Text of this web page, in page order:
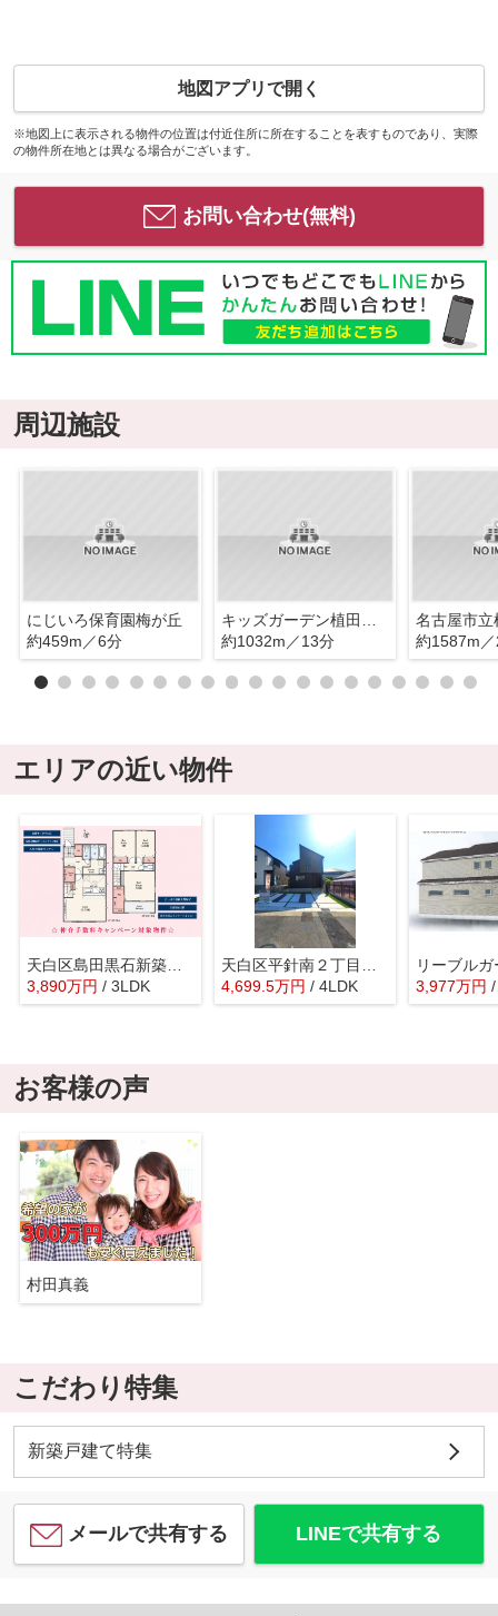
地図アプリで開く
※地図上に表示される物件の位置は付近住所に所在することを表すものであり、実際
の物件所在地とは異なる場合がございます。
お問い合わせ(無料)
周辺施設
にじいろ保育園梅が丘
約459m／6分
約1032m／13分
名古屋市立
約1587m
エリアの近い物件
天白区島田黒石新築戸建
3,890万円 / 3LDK
4,699.5万円 / 4LDK 3,977万円
お客様の声
村田真義
こだわり特集
新築戸建て特集
メールで共有する LINEで共有する